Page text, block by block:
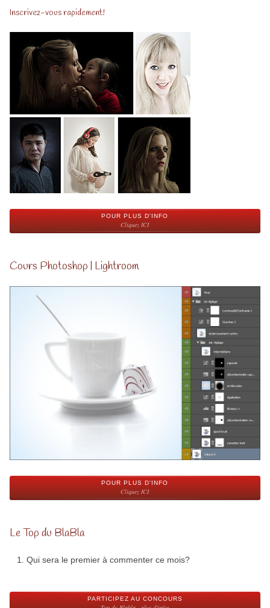
Inscrivez-vous rapidement!
POUR PLUS D'INFO
Cliquez ICI
Cours Photoshop | Lightroom
POUR PLUS D'INFO
Cliquez ICI
Le Top du BlaBla
Qui sera le premier à commenter ce mois?
PARTICIPEZ AU CONCOURS